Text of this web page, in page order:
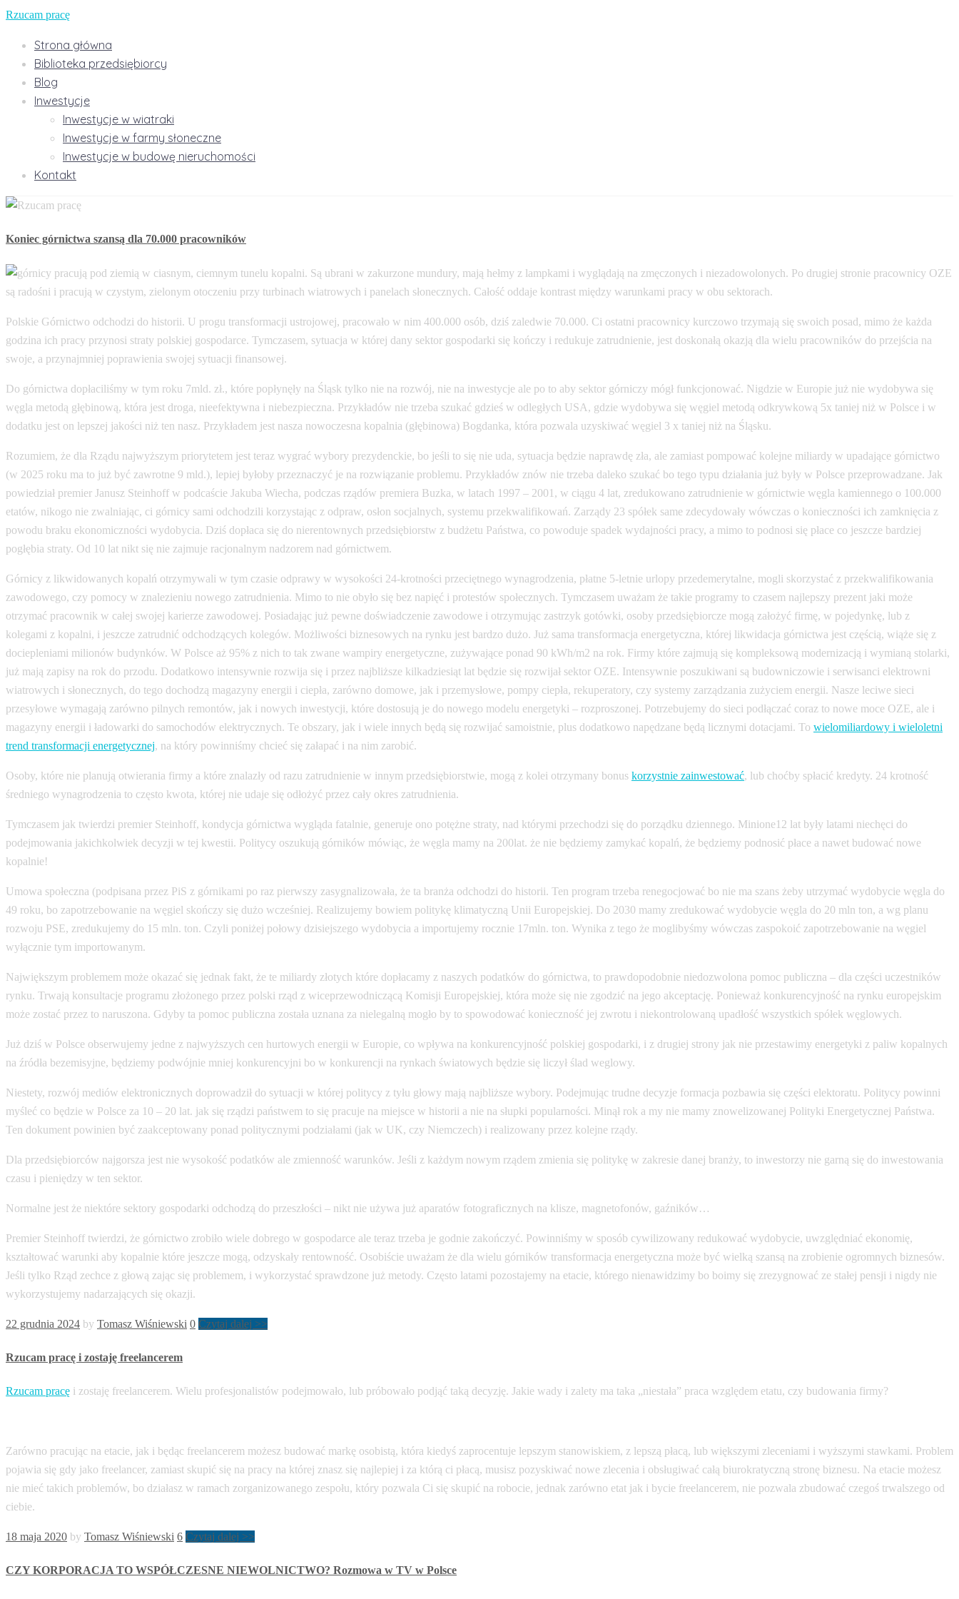
Rzucam pracę
Strona główna
Biblioteka przedsiębiorcy
Blog
Inwestycje
Inwestycje w wiatraki
Inwestycje w farmy słoneczne
Inwestycje w budowę nieruchomości
Kontakt
Koniec górnictwa szansą dla 70.000 pracowników
Polskie Górnictwo odchodzi do historii. U progu transformacji ustrojowej, pracowało w nim 400.000 osób, dziś zaledwie 70.000. Ci ostatni pracownicy kurczowo trzymają się swoich posad, mimo że każda
godzina ich pracy przynosi straty polskiej gospodarce. Tymczasem, sytuacja w której dany sektor gospodarki się kończy i redukuje zatrudnienie, jest doskonałą okazją dla wielu pracowników do przejścia na
swoje, a przynajmniej poprawienia swojej sytuacji finansowej.
Do górnictwa dopłaciliśmy w tym roku 7mld. zł., które popłynęły na Śląsk tylko nie na rozwój, nie na inwestycje ale po to aby sektor górniczy mógł funkcjonować. Nigdzie w Europie już nie wydobywa się
węgla metodą głębinową, która jest droga, nieefektywna i niebezpieczna. Przykładów nie trzeba szukać gdzieś w odległych USA, gdzie wydobywa się węgiel metodą odkrywkową 5x taniej niż w Polsce i w
dodatku jest on lepszej jakości niż ten nasz. Przykładem jest nasza nowoczesna kopalnia (głębinowa) Bogdanka, która pozwala uzyskiwać węgiel 3 x taniej niż na Śląsku.
Rozumiem, że dla Rządu najwyższym priorytetem jest teraz wygrać wybory prezydenckie, bo jeśli to się nie uda, sytuacja będzie naprawdę zła, ale zamiast pompować kolejne miliardy w upadające górnictwo
(w 2025 roku ma to już być zawrotne 9 mld.), lepiej byłoby przeznaczyć je na rozwiązanie problemu. Przykładów znów nie trzeba daleko szukać bo tego typu działania już były w Polsce przeprowadzane. Jak
powiedział premier Janusz Steinhoff w podcaście Jakuba Wiecha, podczas rządów premiera Buzka, w latach 1997 – 2001, w ciągu 4 lat, zredukowano zatrudnienie w górnictwie węgla kamiennego o 100.000
etatów, nikogo nie zwalniając, ci górnicy sami odchodzili korzystając z odpraw, osłon socjalnych, systemu przekwalifikowań. Zarządy 23 spółek same zdecydowały wówczas o konieczności ich zamknięcia z
powodu braku ekonomiczności wydobycia. Dziś dopłaca się do nierentownych przedsiębiorstw z budżetu Państwa, co powoduje spadek wydajności pracy, a mimo to podnosi się płace co jeszcze bardziej
pogłębia straty. Od 10 lat nikt się nie zajmuje racjonalnym nadzorem nad górnictwem.
Górnicy z likwidowanych kopalń otrzymywali w tym czasie odprawy w wysokości 24-krotności przeciętnego wynagrodzenia, płatne 5-letnie urlopy przedemerytalne, mogli skorzystać z przekwalifikowania
zawodowego, czy pomocy w znalezieniu nowego zatrudnienia. Mimo to nie obyło się bez napięć i protestów społecznych. Tymczasem uważam że takie programy to czasem najlepszy prezent jaki może
otrzymać pracownik w całej swojej karierze zawodowej. Posiadając już pewne doświadczenie zawodowe i otrzymując zastrzyk gotówki, osoby przedsiębiorcze mogą założyć firmę, w pojedynkę, lub z
kolegami z kopalni, i jeszcze zatrudnić odchodzących kolegów. Możliwości biznesowych na rynku jest bardzo dużo. Już sama transformacja energetyczna, której likwidacja górnictwa jest częścią, wiąże się z
dociepleniami milionów budynków. W Polsce aż 95% z nich to tak zwane wampiry energetyczne, zużywające ponad 90 kWh/m2 na rok. Firmy które zajmują się kompleksową modernizacją i wymianą stolarki,
już mają zapisy na rok do przodu. Dodatkowo intensywnie rozwija się i przez najbliższe kilkadziesiąt lat będzie się rozwijał sektor OZE. Intensywnie poszukiwani są budowniczowie i serwisanci elektrowni
wiatrowych i słonecznych, do tego dochodzą magazyny energii i ciepła, zarówno domowe, jak i przemysłowe, pompy ciepła, rekuperatory, czy systemy zarządzania zużyciem energii. Nasze leciwe sieci
przesyłowe wymagają zarówno pilnych remontów, jak i nowych inwestycji, które dostosują je do nowego modelu energetyki – rozproszonej. Potrzebujemy do sieci podłączać coraz to nowe moce OZE, ale i
magazyny energii i ładowarki do samochodów elektrycznych. Te obszary, jak i wiele innych będą się rozwijać samoistnie, plus dodatkowo napędzane będą licznymi dotacjami. To wielomiliardowy i wieloletni
trend transformacji energetycznej, na który powinniśmy chcieć się załapać i na nim zarobić.
Osoby, które nie planują otwierania firmy a które znalazły od razu zatrudnienie w innym przedsiębiorstwie, mogą z kolei otrzymany bonus korzystnie zainwestować, lub choćby spłacić kredyty. 24 krotność
średniego wynagrodzenia to często kwota, której nie udaje się odłożyć przez cały okres zatrudnienia.
Tymczasem jak twierdzi premier Steinhoff, kondycja górnictwa wygląda fatalnie, generuje ono potężne straty, nad którymi przechodzi się do porządku dziennego. Minione12 lat były latami niechęci do
podejmowania jakichkolwiek decyzji w tej kwestii. Politycy oszukują górników mówiąc, że węgla mamy na 200lat. że nie będziemy zamykać kopalń, że będziemy podnosić płace a nawet budować nowe
kopalnie!
Umowa społeczna (podpisana przez PiS z górnikami po raz pierwszy zasygnalizowała, że ta branża odchodzi do historii. Ten program trzeba renegocjować bo nie ma szans żeby utrzymać wydobycie węgla do
49 roku, bo zapotrzebowanie na węgiel skończy się dużo wcześniej. Realizujemy bowiem politykę klimatyczną Unii Europejskiej. Do 2030 mamy zredukować wydobycie węgla do 20 mln ton, a wg planu
rozwoju PSE, zredukujemy do 15 mln. ton. Czyli poniżej połowy dzisiejszego wydobycia a importujemy rocznie 17mln. ton. Wynika z tego że moglibyśmy wówczas zaspokoić zapotrzebowanie na węgiel
wyłącznie tym importowanym.
Największym problemem może okazać się jednak fakt, że te miliardy złotych które dopłacamy z naszych podatków do górnictwa, to prawdopodobnie niedozwolona pomoc publiczna – dla części uczestników
rynku. Trwają konsultacje programu złożonego przez polski rząd z wiceprzewodniczącą Komisji Europejskiej, która może się nie zgodzić na jego akceptację. Ponieważ konkurencyjność na rynku europejskim
może zostać przez to naruszona. Gdyby ta pomoc publiczna została uznana za nielegalną mogło by to spowodować konieczność jej zwrotu i niekontrolowaną upadłość wszystkich spółek węglowych.
Już dziś w Polsce obserwujemy jedne z najwyższych cen hurtowych energii w Europie, co wpływa na konkurencyjność polskiej gospodarki, i z drugiej strony jak nie przestawimy energetyki z paliw kopalnych
na źródła bezemisyjne, będziemy podwójnie mniej konkurencyjni bo w konkurencji na rynkach światowych będzie się liczył ślad weglowy.
Niestety, rozwój mediów elektronicznych doprowadził do sytuacji w której politycy z tyłu głowy mają najbliższe wybory. Podejmując trudne decyzje formacja pozbawia się części elektoratu. Politycy powinni
myśleć co będzie w Polsce za 10 – 20 lat. jak się rządzi państwem to się pracuje na miejsce w historii a nie na słupki popularności. Minął rok a my nie mamy znowelizowanej Polityki Energetycznej Państwa.
Ten dokument powinien być zaakceptowany ponad politycznymi podziałami (jak w UK, czy Niemczech) i realizowany przez kolejne rządy.
Dla przedsiębiorców najgorsza jest nie wysokość podatków ale zmienność warunków. Jeśli z każdym nowym rządem zmienia się politykę w zakresie danej branży, to inwestorzy nie garną się do inwestowania
czasu i pieniędzy w ten sektor.
Normalne jest że niektóre sektory gospodarki odchodzą do przeszłości – nikt nie używa już aparatów fotograficznych na klisze, magnetofonów, gaźników…
Premier Steinhoff twierdzi, że górnictwo zrobiło wiele dobrego w gospodarce ale teraz trzeba je godnie zakończyć. Powinniśmy w sposób cywilizowany redukować wydobycie, uwzględniać ekonomię,
kształtować warunki aby kopalnie które jeszcze mogą, odzyskały rentowność. Osobiście uważam że dla wielu górników transformacja energetyczna może być wielką szansą na zrobienie ogromnych biznesów.
Jeśli tylko Rząd zechce z głową zając się problemem, i wykorzystać sprawdzone już metody. Często latami pozostajemy na etacie, którego nienawidzimy bo boimy się zrezygnować ze stałej pensji i nigdy nie
wykorzystujemy nadarzających się okazji.
22 grudnia 2024 by Tomasz Wiśniewski 0 Czytaj dalej >>
Rzucam pracę i zostaję freelancerem
Rzucam pracę i zostaję freelancerem. Wielu profesjonalistów podejmowało, lub próbowało podjąć taką decyzję. Jakie wady i zalety ma taka „niestała” praca względem etatu, czy budowania firmy?
Zarówno pracując na etacie, jak i będąc freelancerem możesz budować markę osobistą, która kiedyś zaprocentuje lepszym stanowiskiem, z lepszą płacą, lub większymi zleceniami i wyższymi stawkami. Problem
pojawia się gdy jako freelancer, zamiast skupić się na pracy na której znasz się najlepiej i za którą ci płacą, musisz pozyskiwać nowe zlecenia i obsługiwać całą biurokratyczną stronę biznesu. Na etacie możesz
nie mieć takich problemów, bo działasz w ramach zorganizowanego zespołu, który pozwala Ci się skupić na robocie, jednak zarówno etat jak i bycie freelancerem, nie pozwala zbudować czegoś trwalszego od
ciebie.
18 maja 2020 by Tomasz Wiśniewski 6 Czytaj dalej >>
CZY KORPORACJA TO WSPÓŁCZESNE NIEWOLNICTWO? Rozmowa w TV w Polsce